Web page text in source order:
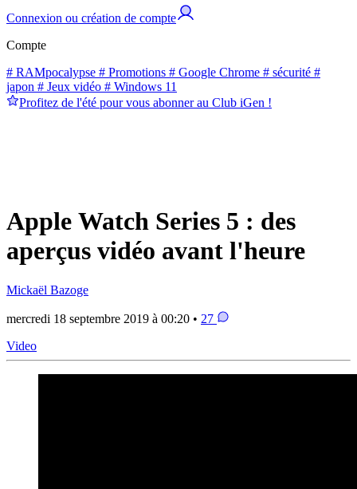
Connexion ou création de compte
Compte
# RAMpocalypse # Promotions # Google Chrome # sécurité #
japon # Jeux vidéo # Windows 11
Profitez de l'été pour vous abonner au Club iGen !
Apple Watch Series 5 : des
aperçus vidéo avant l'heure
Mickaël Bazoge
mercredi 18 septembre 2019 à 00:20 • 27
Video